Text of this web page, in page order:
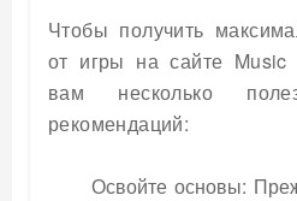
Чтобы получить
от игры на сайте Music
вам несколько
рекомендаций:
Освойте основы: